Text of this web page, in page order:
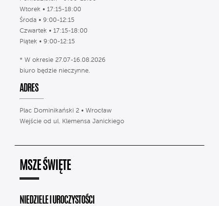
Wtorek • 17:15-18:00
Środa • 9:00-12:15
Czwartek • 17:15-18:00
Piątek • 9:00-12:15
* W okresie 27.07-16.08.2026
biuro będzie nieczynne.
ADRES
Plac Dominikański 2 • Wrocław
Wejście od ul. Klemensa Janickiego
MSZE ŚWIĘTE
NIEDZIELE I UROCZYSTOŚCI